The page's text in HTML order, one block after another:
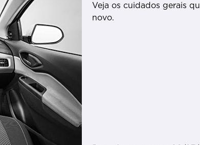
Veja os cuidados gerais
novo.